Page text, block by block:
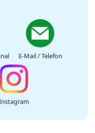
E-Mail / Telefon